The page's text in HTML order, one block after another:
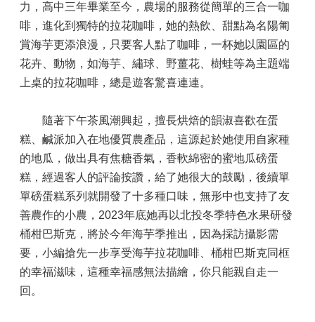
力，高中三年畢業至今，農場的服務從簡單的三合一咖
啡，進化到獨特的拉花咖啡，她的熱飲、甜點為名陽匍
賞海芋更添浪漫，只要客人點了咖啡，一杯她以園區的
花卉、動物，如海芋、繡球、野薑花、樹蛙等為主題端
上桌的拉花咖啡，總是遊客驚喜連連。
隨著下午茶風潮興起，擅長烘焙的韻淑喜歡在蛋
糕、鹹派加入在地優質農產品，這源起於她使用自家種
的地瓜，做出具有焦糖香氣，香軟綿密的蜜地瓜磅蛋
糕，經過客人的評論按讚，給了她很大的鼓勵，後續單
單磅蛋糕系列就開發了十多種口味，無形中也支持了友
善農作的小農，2023年底她再以北投冬季特色水果研發
桶柑巴斯克，將於今年海芋季推出，因為採訪攝影需
要，小編搶先一步享受海芋拉花咖啡、桶柑巴斯克同框
的幸福滋味，這種幸福感無法描繪，你只能親自走一
回。